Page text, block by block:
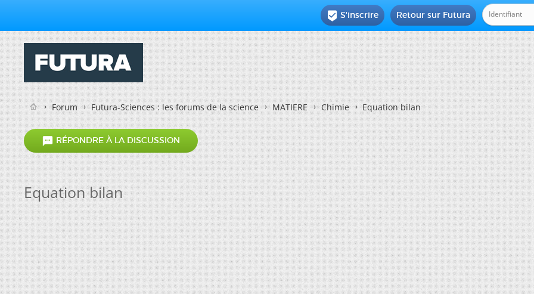
Retour sur Futura
 S'inscrire
Forum Futura-Sciences : les forums de la science MATIERE Chimie Equation bilan
 RÉPONDRE À LA DISCUSSION
Equation bilan